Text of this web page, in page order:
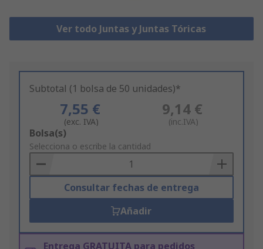
Ver todo Juntas y Juntas Tóricas
Subtotal (1 bolsa de 50 unidades)*
7,55 €
(exc. IVA)
9,14 €
(inc.IVA)
Add
to
Basket
Bolsa(s)
Selecciona o escribe la cantidad
Consultar fechas de entrega
Añadir
Entrega GRATUITA para pedidos